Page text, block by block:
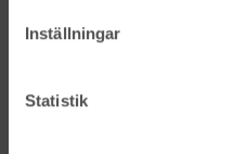
Inställningar
Statistik
Instagram